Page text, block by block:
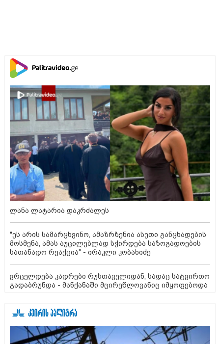
ლანა ლატარია დაკრძალეს
"ეს არის სამარცხვინო, ამაზრზენია ასეთი განცხადების
მოსმენა, ამას აუცილებლად სჭირდება საზოგადოების
სათანადო რეაქცია" - ირაკლი კობახიძე
ვრცელდება კადრები რუსთაველიდან, სადაც სატვირთო
გადაბრუნდა - მანქანაში მცირეწლოვანიც იმყოფებოდა